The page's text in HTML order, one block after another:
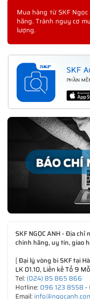
Mua hàng từ SKF
hãng. Tránh nguy cơ
lượng.
SKF NGỌC ANH - Địa
chính hãng, uy tín, giao
[Đại lý vòng bi SKF tại
LK 01.10, Liền kề Tổ 9
Tel: (024) 85 865 866
Hotline: 096 123 8558-
Email: